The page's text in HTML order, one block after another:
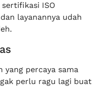
ISO
layanannya udah
yang percaya sama
perlu ragu lagi buat